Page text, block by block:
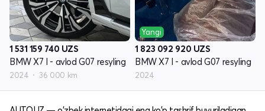
1 531 159 740 UZS
BMW X7 I - avlod G07 resyling
2024 36 000 km
Yangi
1 823 092 920 UZS
BMW X7 I - avlod G07 resyling
2024